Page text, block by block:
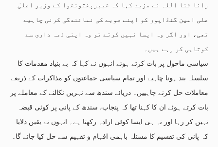
رانا ثنا اللہ نے مزید کہا کہ خیبرپختونخوا کے وزیر اعلیٰ
علی امین گنڈاپور کو اپنے صوبے کی نمائندگی کرنی چاہیے
تھی، اور اگر وہ ایسا نہیں کرتے تو وہ اپنی ذمہ داری سے
کوتاہی کر رہے ہیں۔
سیاسی ماحول پر بات کرتے ہوئے انہوں نے کہا کہ بے بنیاد مقدمات کا
سلسلہ بند ہونا چاہیے اور تمام سیاسی جماعتوں کو مذاکرات کے ذریعے
معاملات حل کرنے چاہییں۔ دریائے سندھ سے نہریں نکالنے کے معاملے پر
بات کرتے ہوئے ان کا کہنا تھا کہ پنجاب، سندھ کے پانی پر کوئی قبضہ
نہیں کر رہا اور نہ ہی ایسا کوئی ارادہ رکھتا ہے۔ انہوں نے یقین دلایا
کہ پانی کی تقسیم کا مسئلہ باہمی افہام و تفہیم سے حل کیا جائے گا۔